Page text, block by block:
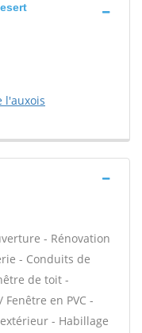
l'auxois
- Rénovation
- Conduits de
de toit -
en PVC -
- Habillage